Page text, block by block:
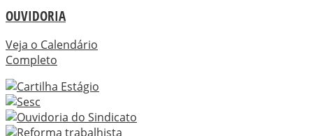
OUVIDORIA
Veja o Calendário
Completo